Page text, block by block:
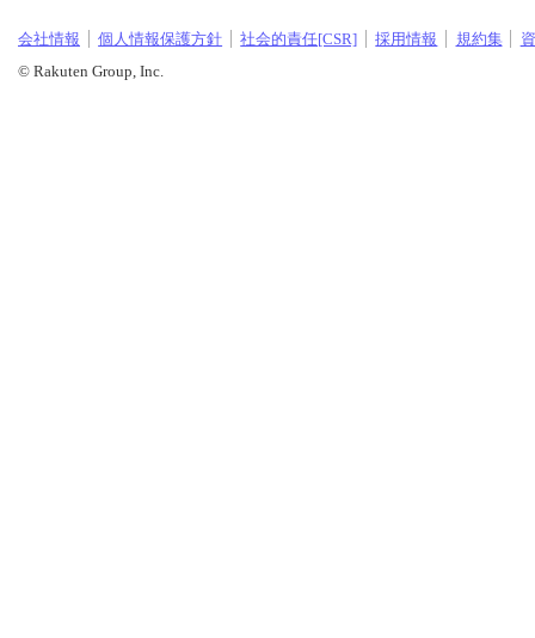
会社情報 個人情報保護方針 社会的責任[CSR] 採用情報 規約集
© Rakuten Group, Inc.